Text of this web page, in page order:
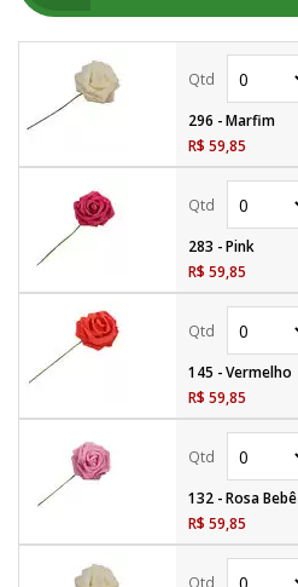
296 - Marfim
R$ 59,85
283 - Pink
R$ 59,85
145 - Vermelho
R$ 59,85
132 - Rosa Bebê
R$ 59,85